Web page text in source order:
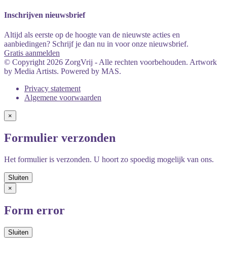
Inschrijven nieuwsbrief
Altijd als eerste op de hoogte van de nieuwste acties en
aanbiedingen? Schrijf je dan nu in voor onze nieuwsbrief.
Gratis aanmelden
© Copyright 2026 ZorgVrij - Alle rechten voorbehouden. Artwork
by Media Artists. Powered by MAS.
Privacy statement
Algemene voorwaarden
×
Formulier verzonden
Het formulier is verzonden. U hoort zo spoedig mogelijk van ons.
×
Form error